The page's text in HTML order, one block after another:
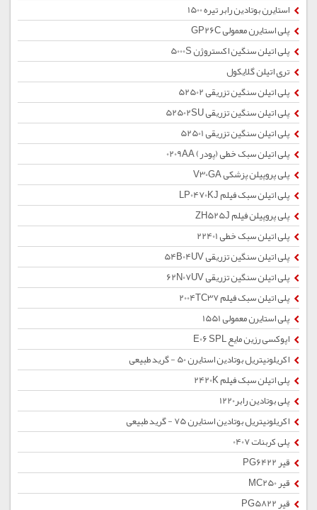
استایرن بوتادین رابر تیره 1500
پلی استایرن معمولی GP26C
پلی اتیلن سنگین اکستروژن 5000S
تری اتیلن گلایکول
پلی اتیلن سنگین تزریقی 52502
پلی اتیلن سنگین تزریقی 52502SU
پلی اتیلن سنگین تزریقی 52501
پلی اتیلن سبک خطی (پودر) 0209AA
پلی پروپیلن پزشکی V30GA
پلی اتیلن سبک فیلم LP0470KJ
پلی پروپیلن فیلم ZH525J
پلی اتیلن سبک خطی 22401
پلی اتیلن سنگین تزریقی 54B04UV
پلی اتیلن سنگین تزریقی 62N07UV
پلی اتیلن سبک فیلم 2004TC37
پلی استایرن معمولی 1551
اپوکسی رزین مایع E06 SPL
اکریلونیتریل بوتادین استایرن 50 - گرید طبیعی
پلی اتیلن سبک فیلم 2420K
پلی بوتادین رابر1220
اکریلونیتریل بوتادین استایرن 75 - گرید طبیعی
پلی کربنات 0407
قیر PG6422
قیر MC250
قیر PG5822